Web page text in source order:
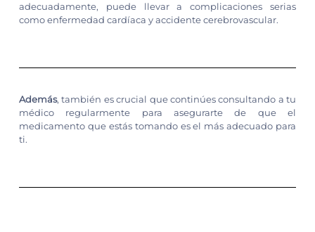
adecuadamente, puede llevar a complicaciones serias
como enfermedad cardíaca y accidente cerebrovascular.
Además, también es crucial que continúes consultando a tu
médico regularmente para asegurarte de que el
medicamento que estás tomando es el más adecuado para
ti.